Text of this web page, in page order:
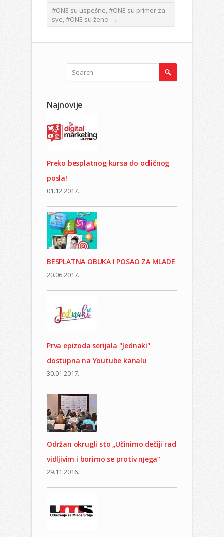
#ONE su uspešne, #ONE su primer za
sve, #ONE su žene. →
Najnovije
Preko besplatnog kursa do odličnog
posla!
01.12.2017.
BESPLATNA OBUKA I POSAO ZA MLADE
20.06.2017.
Prva epizoda serijala "Jednaki"
dostupna na Youtube kanalu
30.01.2017.
Održan okrugli sto „Učinimo dečiji rad
vidljivim i borimo se protiv nјega“
29.11.2016.